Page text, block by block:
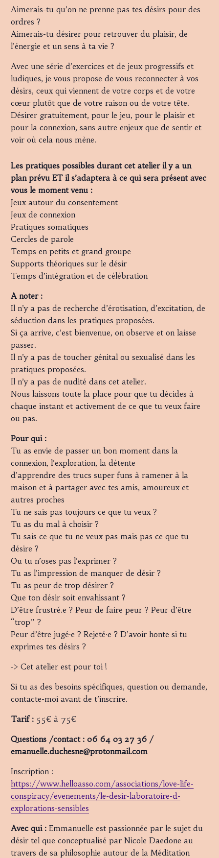
Aimerais-tu qu’on ne prenne pas tes désirs pour des
ordres ?
Aimerais-tu désirer pour retrouver du plaisir, de
l’énergie et un sens à ta vie ?
Avec une série d’exercices et de jeux progressifs et
ludiques, je vous propose de vous reconnecter à vos
désirs, ceux qui viennent de votre corps et de votre
cœur plutôt que de votre raison ou de votre tête.
Désirer gratuitement, pour le jeu, pour le plaisir et
pour la connexion, sans autre enjeux que de sentir et
voir où cela nous mène.
Les pratiques possibles durant cet atelier il y a un
plan prévu ET il s’adaptera à ce qui sera présent avec
vous le moment venu :
Jeux autour du consentement
Jeux de connexion
Pratiques somatiques
Cercles de parole
Temps en petits et grand groupe
Supports théoriques sur le désir
Temps d’intégration et de célébration
A noter :
Il n’y a pas de recherche d’érotisation, d’excitation, de
séduction dans les pratiques proposées.
Si ça arrive, c’est bienvenue, on observe et on laisse
passer.
Il n’y a pas de toucher génital ou sexualisé dans les
pratiques proposées.
Il n’y a pas de nudité dans cet atelier.
Nous laissons toute la place pour que tu décides à
chaque instant et activement de ce que tu veux faire
ou pas.
Pour qui :
Tu as envie de passer un bon moment dans la
connexion, l’exploration, la détente
d’apprendre des trucs super funs à ramener à la
maison et à partager avec tes amis, amoureux et
autres proches
Tu ne sais pas toujours ce que tu veux ?
Tu as du mal à choisir ?
Tu sais ce que tu ne veux pas mais pas ce que tu
désire ?
Ou tu n’oses pas l’exprimer ?
Tu as l’impression de manquer de désir ?
Tu as peur de trop désirer ?
Que ton désir soit envahissant ?
D’être frustré.e ? Peur de faire peur ? Peur d’être
“trop” ?
Peur d’être jugé·e ? Rejeté·e ? D’avoir honte si tu
exprimes tes désirs ?
-> Cet atelier est pour toi !
Si tu as des besoins spécifiques, question ou demande,
contacte-moi avant de t’inscrire.
Tarif : 55€ à 75€
Questions /contact : 06 64 03 27 36 /
emanuelle.duchesne@protonmail.com
Inscription :
https://www.helloasso.com/associations/love-life-
conspiracy/evenements/le-desir-laboratoire-d-
explorations-sensibles
Avec qui : Emmanuelle est passionnée par le sujet du
désir tel que conceptualisé par Nicole Daedone au
travers de sa philosophie autour de la Méditation